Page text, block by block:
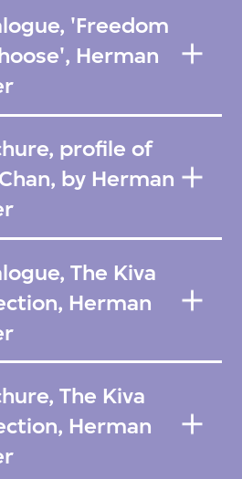
'Freedom
Herman
profile of
by Herman
The Kiva
Herman
The Kiva
Herman